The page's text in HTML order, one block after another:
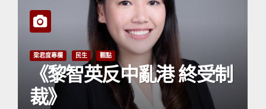
觀點
《今日中國（四）》